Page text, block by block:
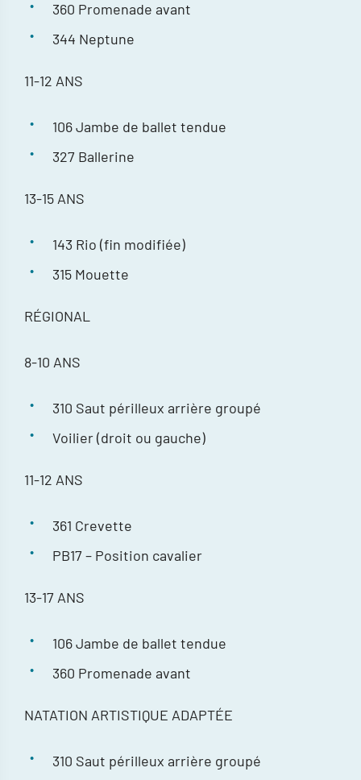
360 Promenade avant
344 Neptune
11-12 ANS
106 Jambe de ballet tendue
327 Ballerine
13-15 ANS
143 Rio (fin modifiée)
315 Mouette
RÉGIONAL
8-10 ANS
310 Saut périlleux arrière groupé
Voilier (droit ou gauche)
11-12 ANS
361 Crevette
PB17 – Position cavalier
13-17 ANS
106 Jambe de ballet tendue
360 Promenade avant
NATATION ARTISTIQUE ADAPTÉE
310 Saut périlleux arrière groupé